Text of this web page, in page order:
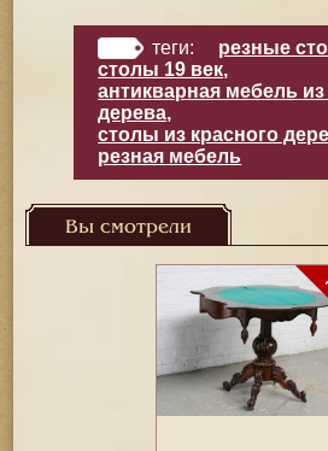
теги: резные
столы 19 век,
антикварная мебель из
дерева,
столы из красного
резная мебель
Вы смотрели